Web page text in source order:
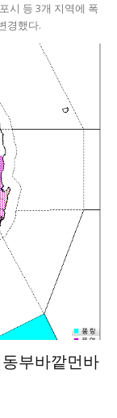
시 등 3개 지역에 폭
경했다.
부바깥먼바